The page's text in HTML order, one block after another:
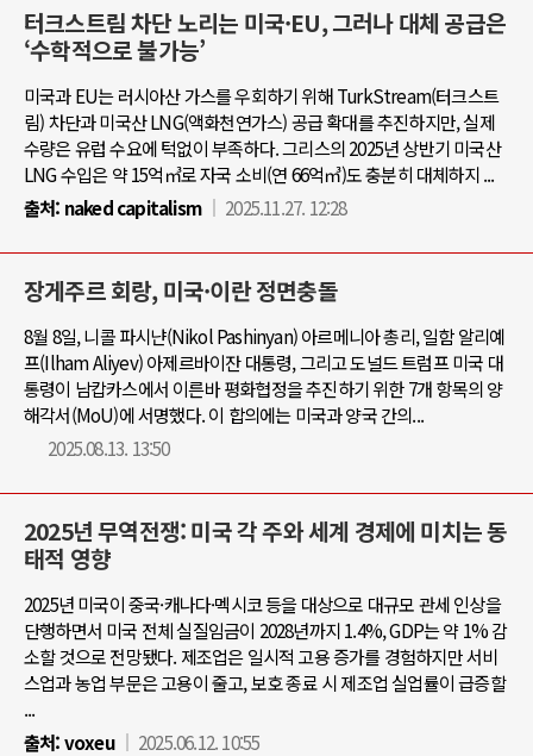
터크스트림 차단 노리는 미국·EU, 그러나 대체 공급은
‘수학적으로 불가능’
미국과 EU는 러시아산 가스를 우회하기 위해 TurkStream(터크스트
림) 차단과 미국산 LNG(액화천연가스) 공급 확대를 추진하지만, 실제
수량은 유럽 수요에 턱없이 부족하다. 그리스의 2025년 상반기 미국산
LNG 수입은 약 15억㎥로 자국 소비(연 66억㎥)도 충분히 대체하지 ...
출처: naked capitalism 2025.11.27. 12:28
장게주르 회랑, 미국·이란 정면충돌
8월 8일, 니콜 파시냔(Nikol Pashinyan) 아르메니아 총리, 일함 알리예
프(Ilham Aliyev) 아제르바이잔 대통령, 그리고 도널드 트럼프 미국 대
통령이 남캅카스에서 이른바 평화협정을 추진하기 위한 7개 항목의 양
해각서(MoU)에 서명했다. 이 합의에는 미국과 양국 간의...
2025.08.13. 13:50
2025년 무역전쟁: 미국 각 주와 세계 경제에 미치는 동
태적 영향
2025년 미국이 중국·캐나다·멕시코 등을 대상으로 대규모 관세 인상을
단행하면서 미국 전체 실질임금이 2028년까지 1.4%, GDP는 약 1% 감
소할 것으로 전망됐다. 제조업은 일시적 고용 증가를 경험하지만 서비
스업과 농업 부문은 고용이 줄고, 보호 종료 시 제조업 실업률이 급증할
...
출처:voxeu 2025.06.12. 10:55